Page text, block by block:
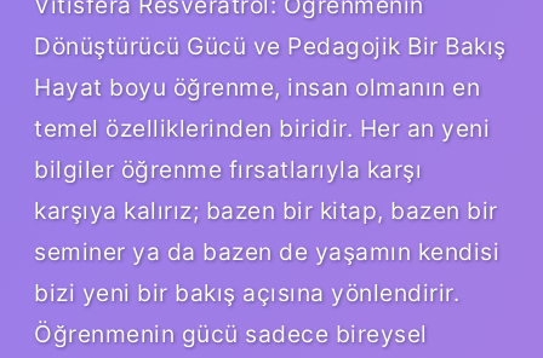
Dönüştürücü Gücü ve Pedagojik Bir Bakış
Hayat boyu öğrenme, insan olmanın en
temel özelliklerinden biridir. Her an yeni
bilgiler öğrenme fırsatlarıyla karşı
karşıya kalırız; bazen bir kitap, bazen bir
seminer ya da bazen de yaşamın kendisi
bizi yeni bir bakış açısına yönlendirir.
Öğrenmenin gücü sadece bireysel